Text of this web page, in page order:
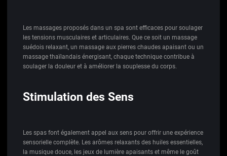
Les massages proposés dans un spa sont efficaces pour soulager
les tensions musculaires et articulaires. Que ce soit un massage
suédois relaxant, un massage aux pierres chaudes apaisant ou un
massage thaïlandais énergisant, chaque technique contribue à
soulager la douleur et à améliorer la souplesse du corps.
Stimulation des Sens
Les spas font également appel aux sens pour offrir une expérience
sensorielle complète. Les arômes relaxants des huiles essentielles,
la musique douce, les jeux de lumière apaisants et même le goût